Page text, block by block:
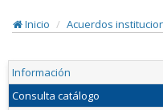
Inicio
Acuerdos
Información
Consulta catálogo